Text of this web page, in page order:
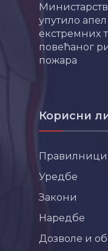
упутило
екстремних
повећаног
пожара
Корисни
Правилници
Уредбе
Закони
Наредбе
Дозволе и